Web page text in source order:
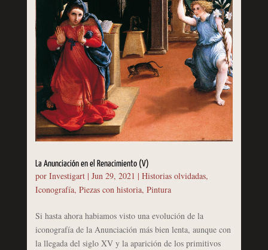
La Anunciación en el Renacimiento (V)
por Investigart| Jun 29, 2021 | Historias olvidadas,
Iconografía, Piezas con historia, Pintura
Si hasta ahora habiamos visto una evolución de la
iconografía de la Anunciación más bien lenta, aunque con
la llegada del siglo XV y la aparición de los primitivos